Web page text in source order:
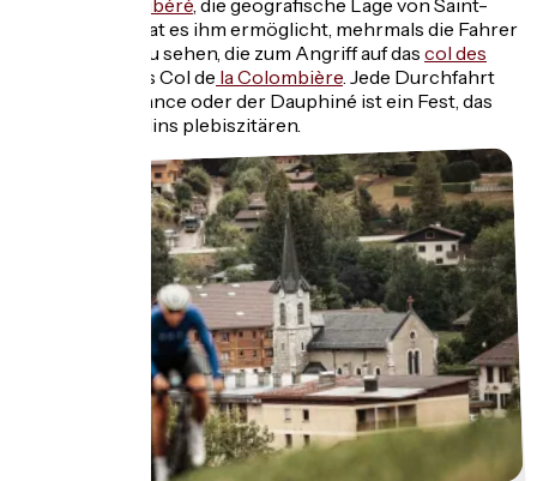
du Dauphiné Libéré, die geografische Lage von Saint-
Jean-de-Sixt hat es ihm ermöglicht, mehrmals die Fahrer
vorbeifahren zu sehen, die zum Angriff auf das col des
oder des Col de la Colombière. Jede Durchfahrt
der Tour de France oder der Dauphiné ist ein Fest, das
die Saint-Jeandins plebiszitären.